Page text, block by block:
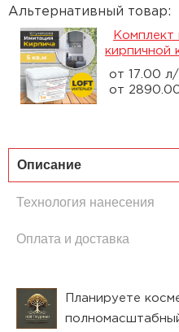
Альтернативный товар:
Комплект
кирпичной
от 17.00 л/
от
Описание
Технология нанесения
Оплата и доставка
Планируете